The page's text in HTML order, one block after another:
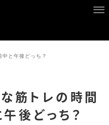
と午後どっち？
筋トレの時間
後どっち？